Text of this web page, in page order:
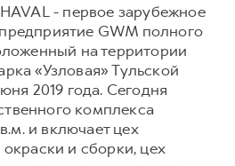
- первое зарубежное
GWM полного
на территории
«Узловая» Тульской
2019 года. Сегодня
комплекса
и включает цех
и сборки, цех